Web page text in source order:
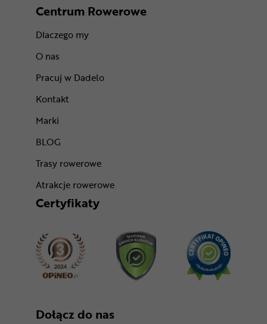
Centrum Rowerowe
Dlaczego my
O nas
Pracuj w Dadelo
Kontakt
Marki
BLOG
Trasy rowerowe
Atrakcje rowerowe
Certyfikaty
Dołącz do nas